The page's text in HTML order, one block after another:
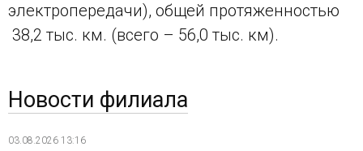
электропередачи), общей протяженностью
38,2 тыс. км. (всего – 56,0 тыс. км).
Новости филиала
03.08.2026 13:16